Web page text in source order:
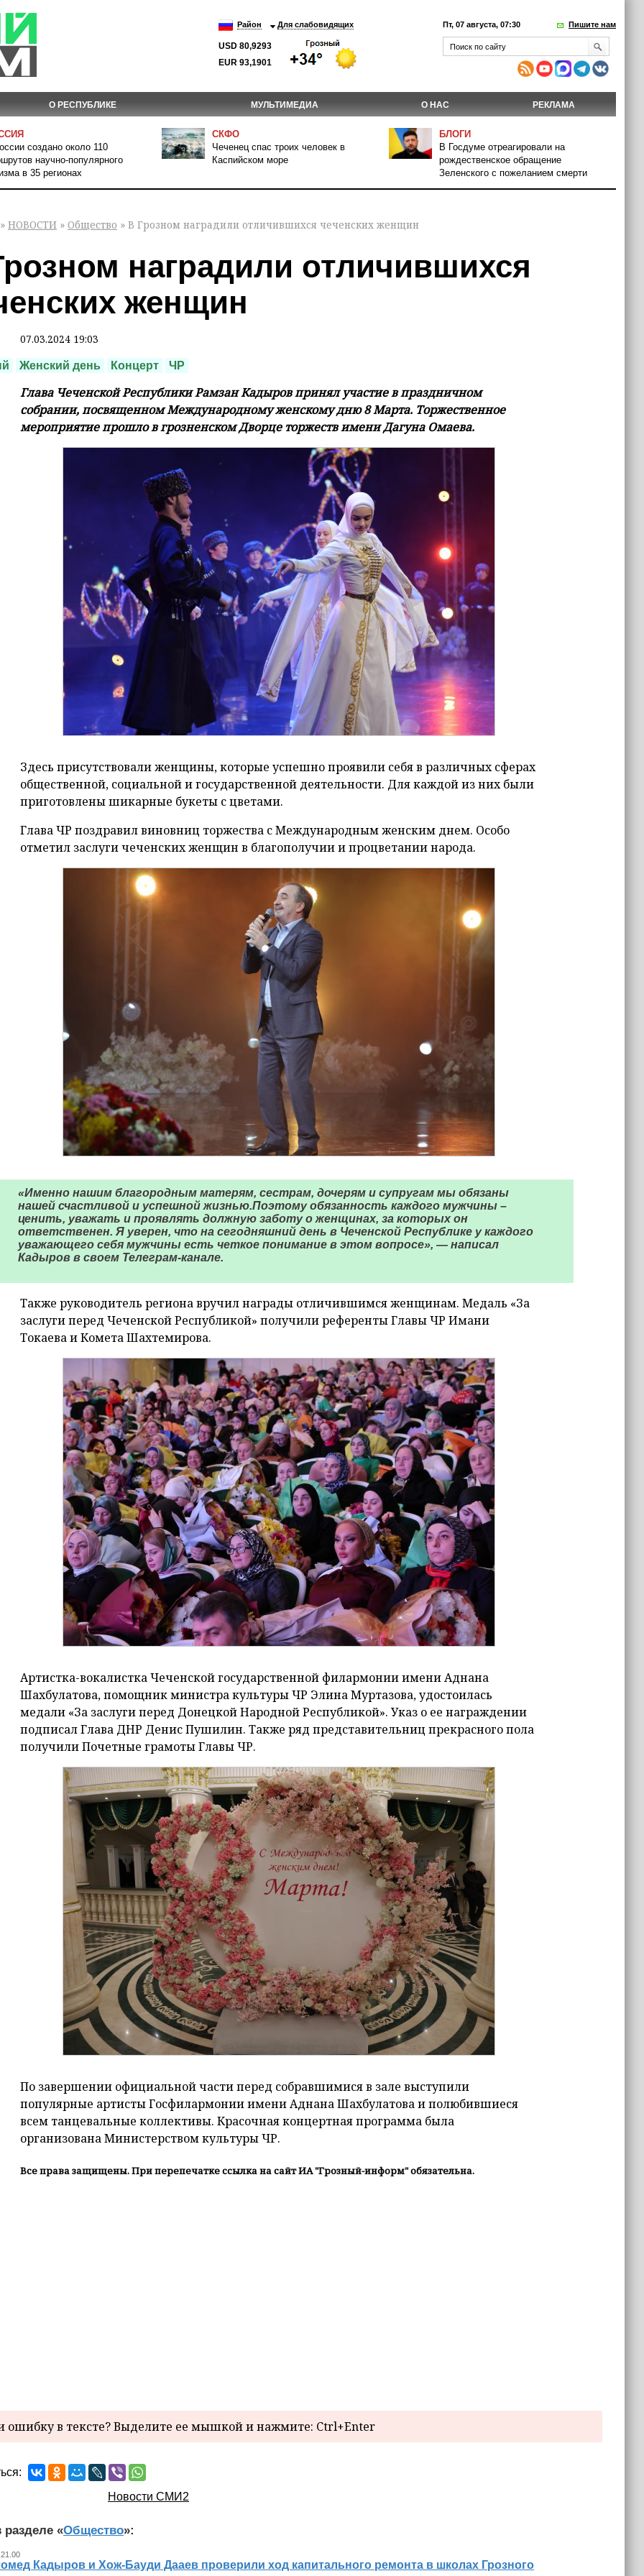
Район Для слабовидящих
USD 80,9293
EUR 93,1901
Пт, 07 августа, 07:30 Пишите нам
О РЕСПУБЛИКЕ МУЛЬТИМЕДИА О НАС РЕКЛАМА
создано около 110
научно-популярного
в 35 регионах
СКФО
Чеченец спас троих человек в
Каспийском море
БЛОГИ
В Госдуме отреагировали на
рождественское обращение
Зеленского с пожеланием смерти
» НОВОСТИ » Общество » В Грозном наградили отличившихся чеченских женщин
наградили отличившихся
женщин
07.03.2024 19:03
Женский день Концерт ЧР
Глава Чеченской Республики Рамзан Кадыров принял участие в праздничном
собрании, посвященном Международному женскому дню 8 Марта. Торжественное
мероприятие прошло в грозненском Дворце торжеств имени Дагуна Омаева.
Здесь присутствовали женщины, которые успешно проявили себя в различных сферах
общественной, социальной и государственной деятельности. Для каждой из них были
приготовлены шикарные букеты с цветами.
Глава ЧР поздравил виновниц торжества с Международным женским днем. Особо
отметил заслуги чеченских женщин в благополучии и процветании народа.
«Именно нашим благородным матерям, сестрам, дочерям и супругам мы обязаны
нашей счастливой и успешной жизнью.Поэтому обязанность каждого мужчины –
ценить, уважать и проявлять должную заботу о женщинах, за которых он
ответственен. Я уверен, что на сегодняшний день в Чеченской Республике у каждого
уважающего себя мужчины есть четкое понимание в этом вопросе», — написал
Кадыров в своем Телеграм-канале.
Также руководитель региона вручил награды отличившимся женщинам. Медаль «За
заслуги перед Чеченской Республикой» получили референты Главы ЧР Имани
Токаева и Комета Шахтемирова.
Артистка-вокалистка Чеченской государственной филармонии имени Аднана
Шахбулатова, помощник министра культуры ЧР Элина Муртазова, удостоилась
медали «За заслуги перед Донецкой Народной Республикой». Указ о ее награждении
подписал Глава ДНР Денис Пушилин. Также ряд представительниц прекрасного пола
получили Почетные грамоты Главы ЧР.
По завершении официальной части перед собравшимися в зале выступили
популярные артисты Госфилармонии имени Аднана Шахбулатова и полюбившиеся
всем танцевальные коллективы. Красочная концертная программа была
организована Министерством культуры ЧР.
Все права защищены. При перепечатке ссылка на сайт ИА "Грозный-информ" обязательна.
в тексте? Выделите ее мышкой и нажмите: Ctrl+Enter
Новости СМИ2
разделе «Общество»:
Кадыров и Хож-Бауди Дааев проверили ход капитального ремонта в школах Грозного